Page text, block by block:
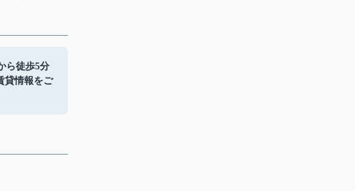
ら徒歩5分
貸情報をご